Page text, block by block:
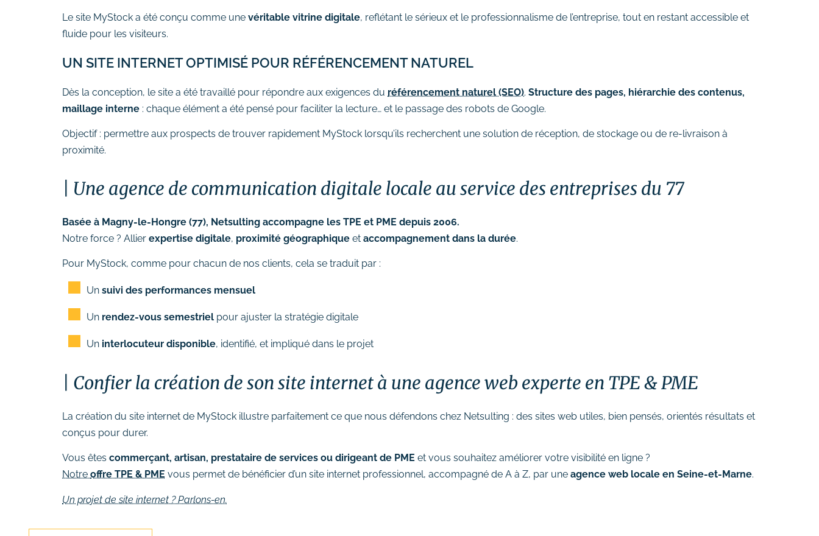
Le site MyStock a été conçu comme une véritable vitrine digitale, reflétant le sérieux et le professionnalisme de l’entreprise, tout en restant accessible et
fluide pour les visiteurs.
UN SITE INTERNET OPTIMISÉ POUR RÉFÉRENCEMENT NATUREL
Dès la conception, le site a été travaillé pour répondre aux exigences du référencement naturel (SEO). Structure des pages, hiérarchie des contenus,
maillage interne : chaque élément a été pensé pour faciliter la lecture… et le passage des robots de Google.
Objectif : permettre aux prospects de trouver rapidement MyStock lorsqu’ils recherchent une solution de réception, de stockage ou de re-livraison à
proximité.
Une agence de communication digitale locale au service des entreprises du 77
Basée à Magny-le-Hongre (77), Netsulting accompagne les TPE et PME depuis 2006.
Notre force ? Allier expertise digitale, proximité géographique et accompagnement dans la durée.
Pour MyStock, comme pour chacun de nos clients, cela se traduit par :
Un suivi des performances mensuel
Un rendez-vous semestriel pour ajuster la stratégie digitale
Un interlocuteur disponible, identifié, et impliqué dans le projet
Confier la création de son site internet à une agence web experte en TPE & PME
La création du site internet de MyStock illustre parfaitement ce que nous défendons chez Netsulting : des sites web utiles, bien pensés, orientés résultats et
conçus pour durer.
Vous êtes commerçant, artisan, prestataire de services ou dirigeant de PME et vous souhaitez améliorer votre visibilité en ligne ?
Notre offre TPE & PME vous permet de bénéficier d’un site internet professionnel, accompagné de A à Z, par une agence web locale en Seine-et-Marne.
Un projet de site internet ? Parlons-en.